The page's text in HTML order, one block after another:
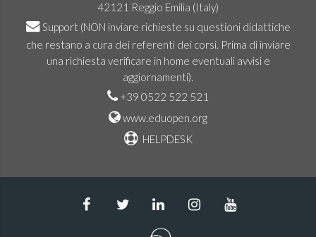
42121 Reggio Emilia (Italy)
Support (NON inviare richieste su questioni didattiche
che restano a cura dei referenti dei corsi. Prima di inviare
una richiesta verificare in home eventuali avvisi e
aggiornamenti).
+39 0522 522 521
www.eduopen.org
HELPDESK